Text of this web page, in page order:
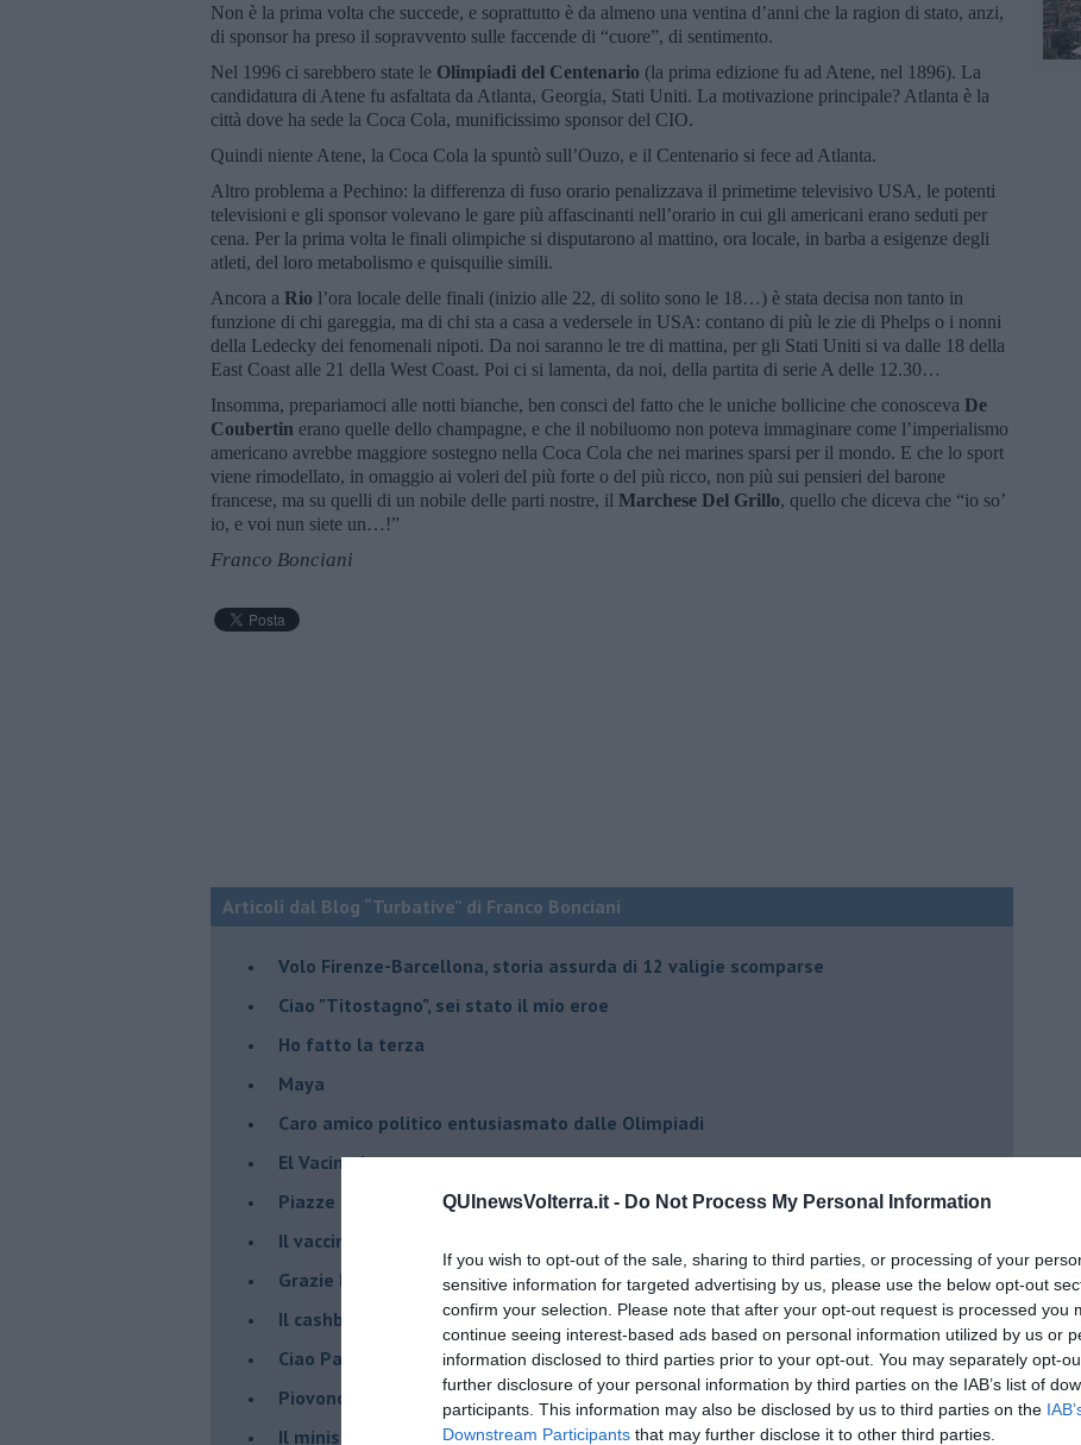
QUInewsVolterra.it - Do Not Process My Personal Information
If you wish to opt-out of the sale, sharing to third parties, or processing of your
sensitive information for targeted advertising by us, please use the below opt-out
confirm your selection. Please note that after your opt-out request is processed you
continue seeing interest-based ads based on personal information utilized by us or
information disclosed to third parties prior to your opt-out. You may separately opt-
further disclosure of your personal information by third parties on the IAB’s list of
participants. This information may also be disclosed by us to third parties on the
Downstream Participants that may further disclose it to other third parties.
Non è la prima volta che succede, e soprattutto è da almeno una ventina d’anni che la ragion di stato, anzi,
di sponsor ha preso il sopravvento sulle faccende di “cuore”, di sentimento.
Nel 1996 ci sarebbero state le Olimpiadi del Centenario (la prima edizione fu ad Atene, nel 1896). La
candidatura di Atene fu asfaltata da Atlanta, Georgia, Stati Uniti. La motivazione principale? Atlanta è la
città dove ha sede la Coca Cola, munificissimo sponsor del CIO.
Quindi niente Atene, la Coca Cola la spuntò sull’Ouzo, e il Centenario si fece ad Atlanta.
Altro problema a Pechino: la differenza di fuso orario penalizzava il primetime televisivo USA, le potenti
televisioni e gli sponsor volevano le gare più affascinanti nell’orario in cui gli americani erano seduti per
cena. Per la prima volta le finali olimpiche si disputarono al mattino, ora locale, in barba a esigenze degli
atleti, del loro metabolismo e quisquilie simili.
Ancora a Rio l’ora locale delle finali (inizio alle 22, di solito sono le 18…) è stata decisa non tanto in
funzione di chi gareggia, ma di chi sta a casa a vedersele in USA: contano di più le zie di Phelps o i nonni
della Ledecky dei fenomenali nipoti. Da noi saranno le tre di mattina, per gli Stati Uniti si va dalle 18 della
East Coast alle 21 della West Coast. Poi ci si lamenta, da noi, della partita di serie A delle 12.30…
Insomma, prepariamoci alle notti bianche, ben consci del fatto che le uniche bollicine che conosceva De
Coubertin erano quelle dello champagne, e che il nobiluomo non poteva immaginare come l’imperialismo
americano avrebbe maggiore sostegno nella Coca Cola che nei marines sparsi per il mondo. E che lo sport
viene rimodellato, in omaggio ai voleri del più forte o del più ricco, non più sui pensieri del barone
francese, ma su quelli di un nobile delle parti nostre, il Marchese Del Grillo, quello che diceva che “io so’
io, e voi nun siete un…!”
Franco Bonciani
Articoli dal Blog “Turbative” di Franco Bonciani
Volo Firenze-Barcellona, storia assurda di 12 valigie scomparse
Ciao "Titostagno", sei stato il mio eroe
Ho fatto la terza
Maya
Caro amico politico entusiasmato dalle Olimpiadi
El Vacinado
Piazze piene, piscine vuote ma che ne sanno Draghi e Speranza?
​Il vaccino contro il Covid, ci si potrà fidare?
Grazie Pablito
Il cashback ha fatto crash ma IO ho la soluzione
Ciao Patrizio
Piovono DPCM
Il ministro mi ama